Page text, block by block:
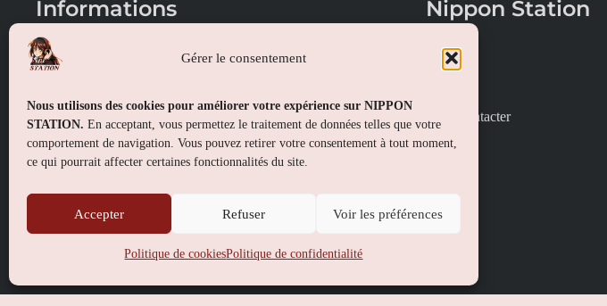
Gérer le consentement
Nous utilisons des cookies pour améliorer votre expérience sur NIPPON
STATION. En acceptant, vous permettez le traitement de données telles que votre
comportement de navigation. Vous pouvez retirer votre consentement à tout moment,
ce qui pourrait affecter certaines fonctionnalités du site.
Accepter Refuser Voir les préférences
Politique de cookiesPolitique de confidentialité
Informations
Conditions générales de vente
Politique de confidentialité
Politique de cookies (UE)
Nippon Station
À propos
Nous contacter